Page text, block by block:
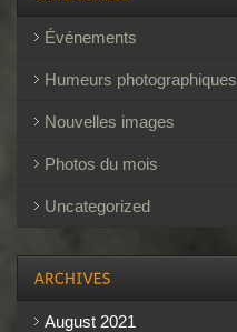
Événements
Humeurs photographiques
Nouvelles images
Photos du mois
Uncategorized
August 2021